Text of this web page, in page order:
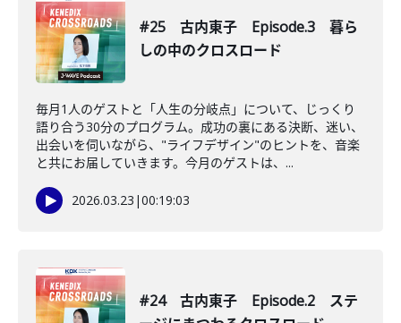
#25 古内東子 Episode.3 暮ら
しの中のクロスロード
毎月1人のゲストと「人生の分岐点」について、じっくり
語り合う30分のプログラム。成功の裏にある決断、迷い、
出会いを伺いながら、"ライフデザイン"のヒントを、音楽
と共にお届していきます。今月のゲストは、...
2026.03.23 |00:19:03
#24 古内東子 Episode.2 ステ